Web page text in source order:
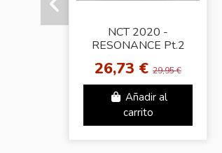
NCT 2020 -
RESONANCE Pt.2
26,73 €29,95 €
Añadir al
carrito